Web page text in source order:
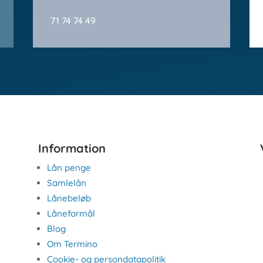
71 74 74 49
Information
Lån penge
Samlelån
Lånebeløb
Låneformål
Blog
Om Termino
Cookie- og persondatapolitik